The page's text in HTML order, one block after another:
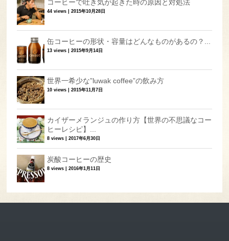
コーヒーで吐き気が起きた時の原因と対処法
44 views |2015年10月28日
缶コーヒーの形状・容量はどんなものがあるの？...
13 views |2015年9月14日
世界一希少な”luwak coffee”の飲み方
10 views |2015年11月7日
カイザーメランジュの作り方【世界の不思議なコー
ヒーレシピ】...
8 views |2017年6月30日
炭酸コーヒーの歴史
8 views |2016年1月11日